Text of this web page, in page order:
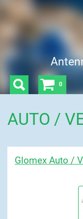
AUTO /
Glomex Auto /
0